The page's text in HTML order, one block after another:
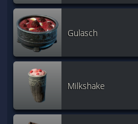
Gulasch
Milkshake